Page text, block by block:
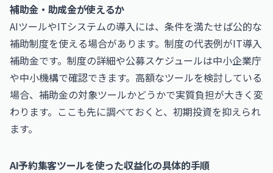
補助金・助成金が使えるか
AIツールやITシステムの導入には、条件を満たせば公的な
補助制度を使える場合があります。制度の代表例がIT導入
補助金です。制度の詳細や公募スケジュールは中小企業庁
や中小機構で確認できます。高額なツールを検討している
場合、補助金の対象ツールかどうかで実質負担が大きく変
わります。ここも先に調べておくと、初期投資を抑えられ
ます。
AI予約集客ツールを使った収益化の具体的手順